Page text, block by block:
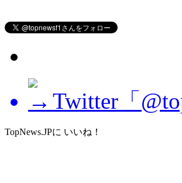
Twitter「
TopNews.JPに いいね！